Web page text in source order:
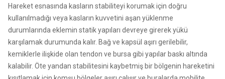
Hareket esnasında kasların stabiliteyi korumak için doğru
kullanılmadığı veya kasların kuvvetini aşan yüklenme
durumlarında eklemin statik yapıları devreye girerek yükü
karşılamak durumunda kalır. Bağ ve kapsül aşırı gerilebilir,
kemiklerle ilişkide olan tendon ve bursa gibi yapılar baskı altında
kalabilir. Öte yandan stabilitesini kaybetmiş bir bölgenin hareketini